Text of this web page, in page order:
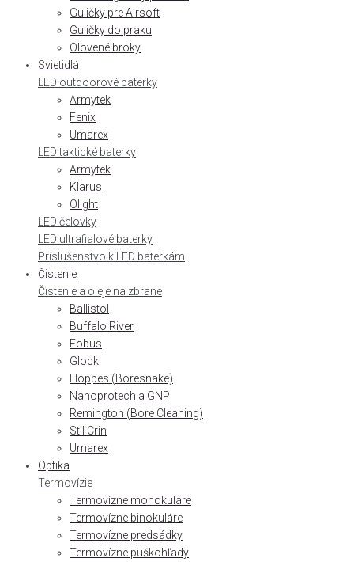
Guličky pre Airsoft
Guličky do praku
Olovené broky
Svietidlá
LED outdoorové baterky
Armytek
Fenix
Umarex
LED taktické baterky
Armytek
Klarus
Olight
LED čelovky
LED ultrafialové baterky
Príslušenstvo k LED baterkám
Čistenie
Čistenie a oleje na zbrane
Ballistol
Buffalo River
Fobus
Glock
Hoppes (Boresnake)
Nanoprotech a GNP
Remington (Bore Cleaning)
Stil Crin
Umarex
Optika
Termovízie
Termovízne monokuláre
Termovízne binokuláre
Termovízne predsádky
Termovízne puškohľady